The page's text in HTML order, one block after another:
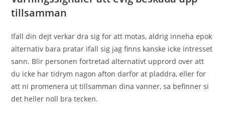
tillsamman
Ifall din dejt verkar dra sig for att motas, aldrig inneha epok
alternativ bara pratar ifall sig jag finns kanske icke intresset
sann. Blir personen fortretad alternativt upprord over att
du icke har tidrym nagon afton darfor at pladdra, eller for
att ni promenera ut tillsamman dina vanner, sa befinner si
det heller noll bra tecken.